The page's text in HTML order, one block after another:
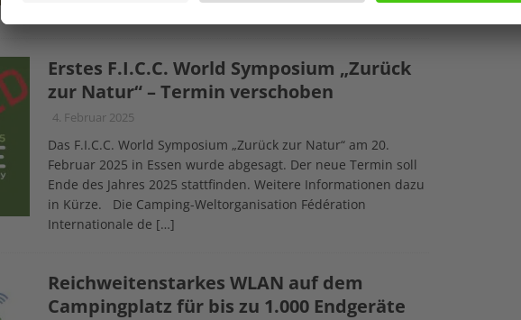
Erstes F.I.C.C. World Symposium „Zurück
zur Natur“ – Termin verschoben
4. Februar 2025
Das F.I.C.C. World Symposium „Zurück zur Natur“ am 20.
Februar 2025 in Essen wurde abgesagt. Der neue Termin soll
Ende des Jahres 2025 stattfinden. Weitere Informationen dazu
in Kürze. Die Camping-Weltorganisation Fédération
Internationale de […]
Reichweitenstarkes WLAN auf dem
Campingplatz für bis zu 1.000 Endgeräte